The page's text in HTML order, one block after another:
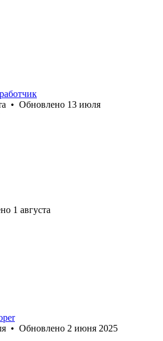
• Обновлено 13 июля
1 августа
• Обновлено 2 июня 2025